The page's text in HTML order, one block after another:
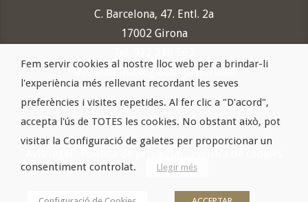
C. Barcelona, 47. Entl. 2a
17002 Girona
info@odontologiacampistol.com
Fem servir cookies al nostre lloc web per a brindar-li
l'experiència més rellevant recordant les seves
preferències i visites repetides. Al fer clic a "D'acord",
accepta l'ús de TOTES les cookies. No obstant això, pot
visitar la Configuració de galetes per proporcionar un
consentiment controlat. Llegir més